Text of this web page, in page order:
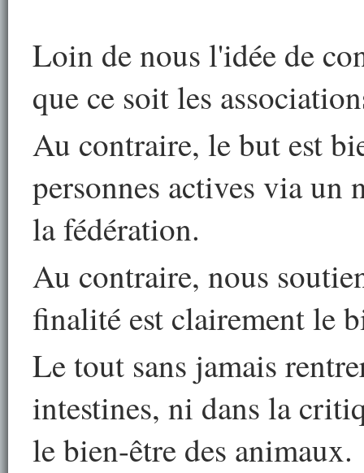
Loin de nous l'idée de
que ce soit les
Au contraire, le but est
personnes actives via un
la fédération.
Au contraire, nous
finalité est clairement le
Le tout sans jamais
intestines, ni dans la
le bien-être des animaux.